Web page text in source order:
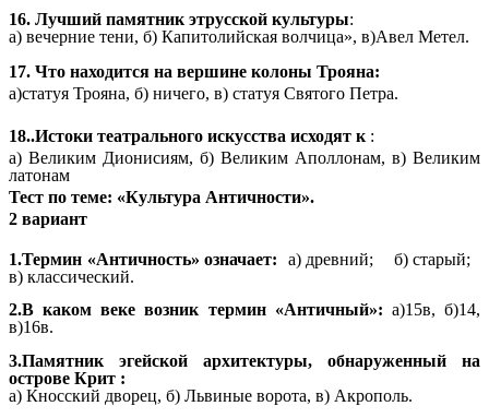
16. Лучший памятник этрусской культуры:
а) вечерние тени, б) Капитолийская волчица», в)Авел Метел.
17. Что находится на вершине колоны Трояна:
а)статуя Трояна, б) ничего, в) статуя Святого Петра.
18..Истоки театрального искусства исходят к :
а) Великим Дионисиям, б) Великим Аполлонам, в) Великим
латонам
Тест по теме: «Культура Античности».
2 вариант
1.Термин «Античность» означает: а) древний; б) старый;
в) классический.
2.В каком веке возник термин «Античный»: а)15в, б)14,
в)16в.
3.Памятник эгейской архитектуры, обнаруженный на
острове Крит :
а) Кносский дворец, б) Львиные ворота, в) Акрополь.